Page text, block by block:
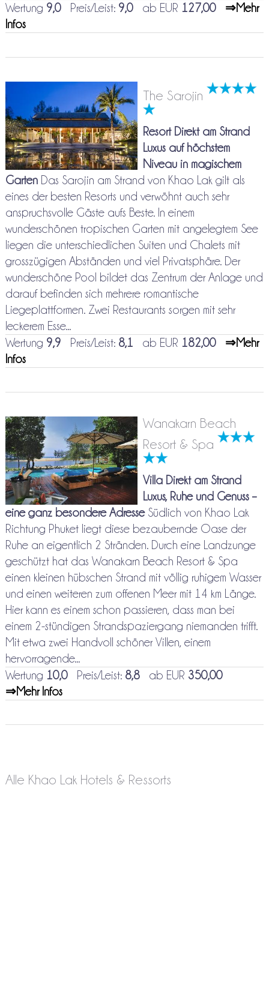
Wertung 9,0Preis/Leist: 9,0ab EUR 127,00
⇒Mehr
Infos
The Sarojin
Resort Direkt am Strand
Luxus auf höchstem
Niveau in magischem
GartenDas Sarojin am Strand von Khao Lak gilt als
eines der besten Resorts und verwöhnt auch sehr
anspruchsvolle Gäste aufs Beste. In einem
wunderschönen tropischen Garten mit angelegtem See
liegen die unterschiedlichen Suiten und Chalets mit
grosszügigen Abständen und viel Privatsphäre. Der
wunderschöne Pool bildet das Zentrum der Anlage und
darauf befinden sich mehrere romantische
Liegeplattformen. Zwei Restaurants sorgen mit sehr
leckerem Esse...
Wertung 9,9 Preis/Leist: 8,1 ab EUR 182,00
⇒Mehr
Infos
Wanakarn Beach
Resort & Spa
Villa Direkt am Strand
Luxus, Ruhe und Genuss –
eine ganz besondere AdresseSüdlich von Khao Lak
Richtung Phuket liegt diese bezaubernde Oase der
Ruhe an eigentlich 2 Stränden. Durch eine Landzunge
geschützt hat das Wanakarn Beach Resort & Spa
einen kleinen hübschen Strand mit völlig ruhigem Wasser
und einen weiteren zum offenen Meer mit 14 km Länge.
Hier kann es einem schon passieren, dass man bei
einem 2-stündigen Strandspaziergang niemanden trifft.
Mit etwa zwei Handvoll schöner Villen, einem
hervorragende...
Wertung 10,0Preis/Leist: 8,8ab EUR 350,00
⇒Mehr Infos
Alle Khao Lak Hotels & Ressorts